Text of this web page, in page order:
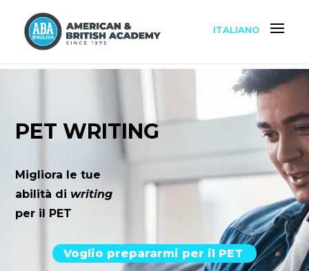
ITALIANO
PET WRITING
Migliora le tue
abilità di writing
per il PET
Voglio prepararmi per il PET